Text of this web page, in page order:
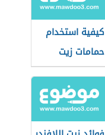
كيفية استخدام
حمامات زيت
للشعر